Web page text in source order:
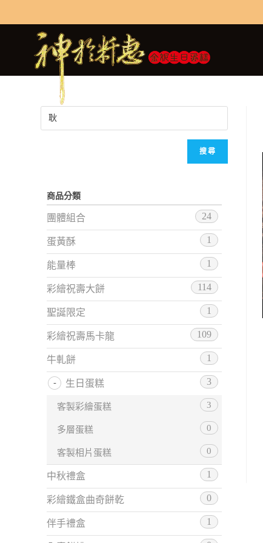
搜尋
商品分類
團體組合 24
蛋黃酥 1
能量棒 1
彩繪祝壽大餅 114
聖誕限定 1
彩繪祝壽馬卡龍 109
牛軋餅 1
生日蛋糕 3
客製彩繪蛋糕 3
多層蛋糕 0
客製相片蛋糕 0
中秋禮盒 1
彩繪鐵盒曲奇餅乾 0
伴手禮盒 1